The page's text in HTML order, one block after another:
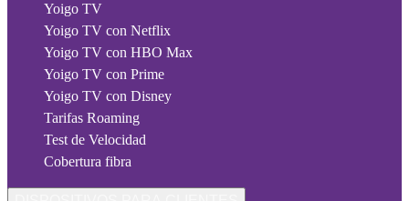
Yoigo TV
Yoigo TV con Netflix
Yoigo TV con HBO Max
Yoigo TV con Prime
Yoigo TV con Disney
Tarifas Roaming
Test de Velocidad
Cobertura fibra